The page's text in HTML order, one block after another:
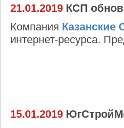
21.01.2019 КСП
Компания
интернет-ресурса.
15.01.2019